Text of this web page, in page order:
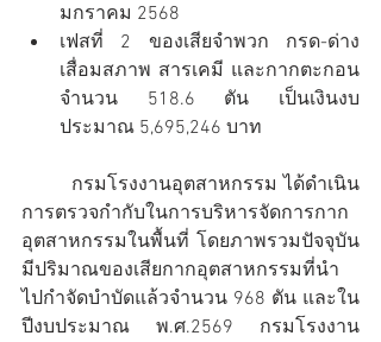
มกราคม 2568
เฟสที่ 2 ของเสียจำพวก กรด-ด่าง
เสื่อมสภาพ สารเคมี และกากตะกอน
จำนวน 518.6 ตัน เป็นเงินงบ
ประมาณ 5,695,246 บาท
การตรวจกำกับในการบริหารจัดการกาก
อุตสาหกรรมในพื้นที่ โดยภาพรวมปัจจุบัน
มีปริมาณของเสียกากอุตสาหกรรมที่นำ
ไปกำจัดบำบัดแล้วจำนวน 968 ตัน และใน
ปีงบประมาณ พ.ศ.2569 กรมโรงงาน